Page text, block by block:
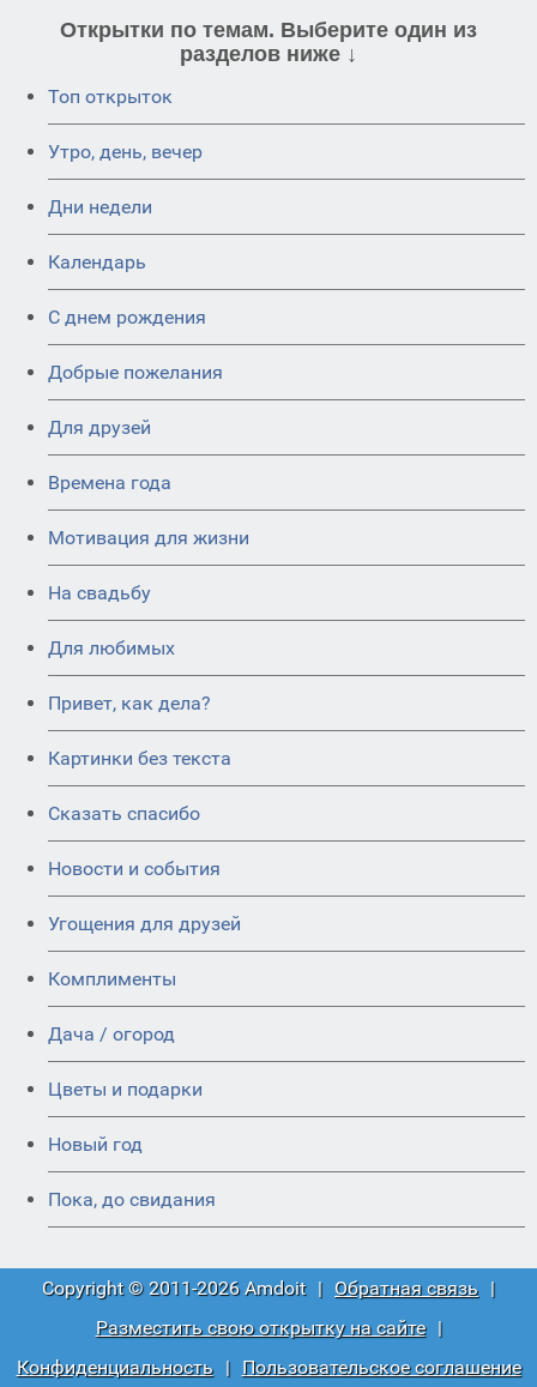
Открытки по темам. Выберите один из
разделов ниже ↓
Топ открыток
Утро, день, вечер
Дни недели
Календарь
C днем рождения
Добрые пожелания
Для друзей
Времена года
Мотивация для жизни
На свадьбу
Для любимых
Привет, как дела?
Картинки без текста
Сказать спасибо
Новости и события
Угощения для друзей
Комплименты
Дача / огород
Цветы и подарки
Новый год
Пока, до свидания
Copyright © 2011-2026 Amdoit | Обратная связь |
Разместить свою открытку на сайте
|
Конфиденциальность
| Пользовательское соглашение